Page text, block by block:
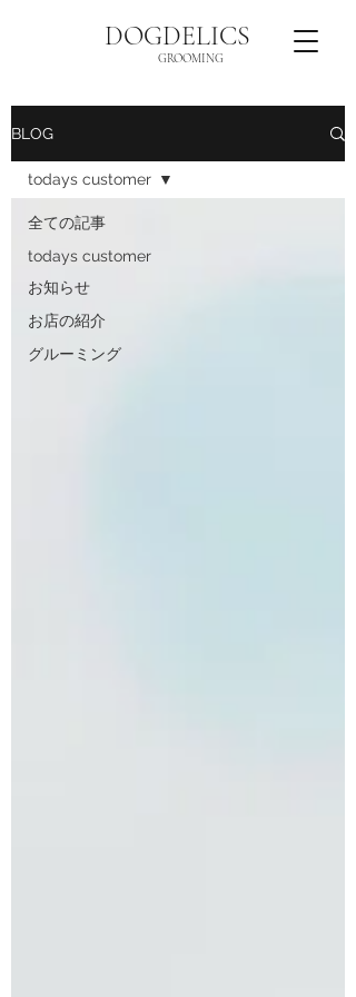
DOGDELICS
GROOMING
BLOG
全ての記事
todays customer
お知らせ
お店の紹介
グルーミング
todays customer